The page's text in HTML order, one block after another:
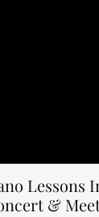
Lessons
&